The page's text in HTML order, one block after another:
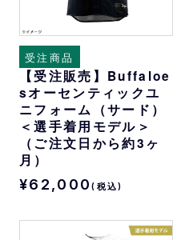
受注商品
【受注販売】Buffaloe
sオーセンティックユ
ニフォーム（サード）
＜選手着用モデル＞
（ご注文日から約3ヶ
月）
¥62,000(税込)